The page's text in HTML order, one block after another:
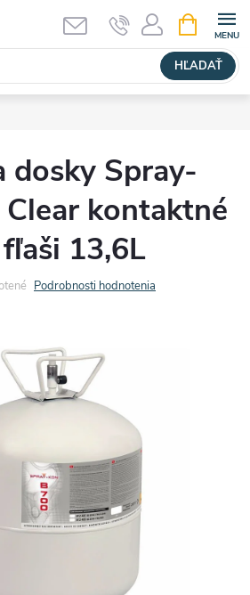
HĽADAŤ
KOŠÍK
dosky Spray-
kontaktné
13,6L
Podrobnosti hodnotenia